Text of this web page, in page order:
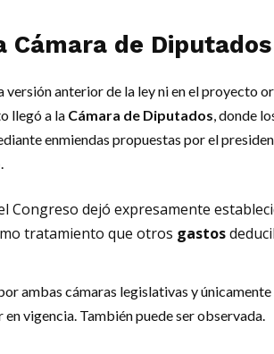
Cámara de Diputados
versión anterior de la ley ni en el proyecto
llegó a la Cámara de Diputados, donde
enmiendas propuestas por el
.
Congreso dejó expresamente
tratamiento que otros gastos
ambas cámaras legislativas y
en vigencia. También puede ser observada.